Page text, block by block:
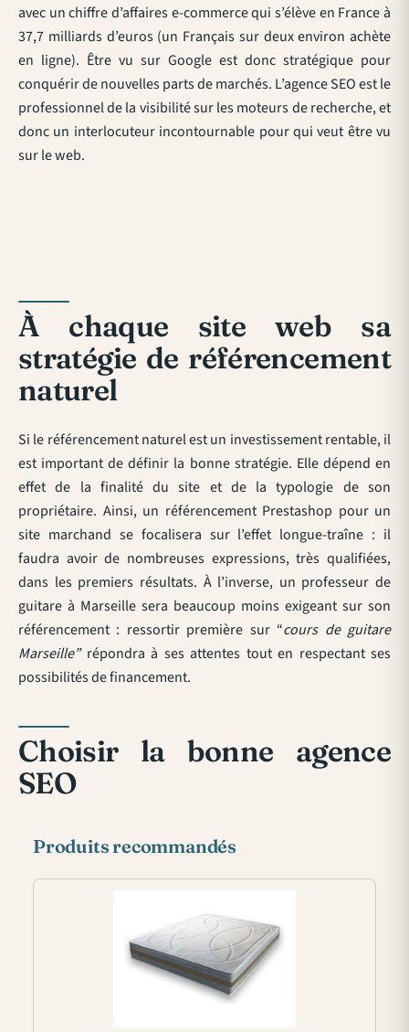
avec un chiffre d’affaires e-commerce qui s’élève en France à
37,7 milliards d’euros (un Français sur deux environ achète
en ligne). Être vu sur Google est donc stratégique pour
conquérir de nouvelles parts de marchés. L’agence SEO est le
professionnel de la visibilité sur les moteurs de recherche, et
donc un interlocuteur incontournable pour qui veut être vu
sur le web.
À chaque site web sa
stratégie de référencement
naturel
Si le référencement naturel est un investissement rentable, il
est important de définir la bonne stratégie. Elle dépend en
effet de la finalité du site et de la typologie de son
propriétaire. Ainsi, un référencement Prestashop pour un
site marchand se focalisera sur l’effet longue-traîne : il
faudra avoir de nombreuses expressions, très qualifiées,
dans les premiers résultats. À l’inverse, un professeur de
guitare à Marseille sera beaucoup moins exigeant sur son
référencement : ressortir première sur “cours de guitare
Marseille”répondra à ses attentes tout en respectant ses
possibilités de financement.
Choisir la bonne agence
SEO
Produits recommandés